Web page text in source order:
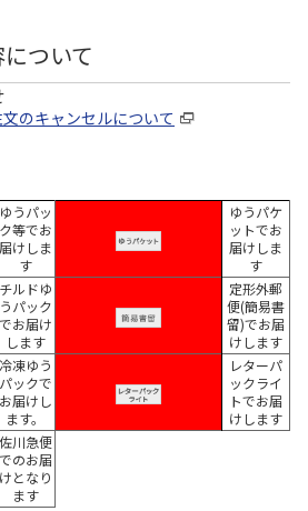
ついて
のキャンセルについて
ゆうパッ
ク等でお
届けしま
す
ゆうパケ
ットでお
届けしま
す
チルドゆ
うパック
でお届け
します
定形外郵
便(簡易書
留)でお届
けします
冷凍ゆう
パックで
お届けし
ます。
レターパ
ックライ
トでお届
けします
佐川急便
でのお届
けとなり
ます